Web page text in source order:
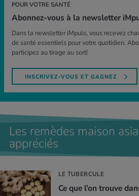
POUR VOTRE SANTÉ
Abonnez-vous à la newsletter
Dans la newsletter iMpuls, vous recevez
de santé essentiels pour votre quotidien.
participez au tirage au sort!
INSCRIVEZ-VOUS ET GAGNEZ
Les remèdes maison
appréciés
LE TUBERCULE
Ce que l’on trouve